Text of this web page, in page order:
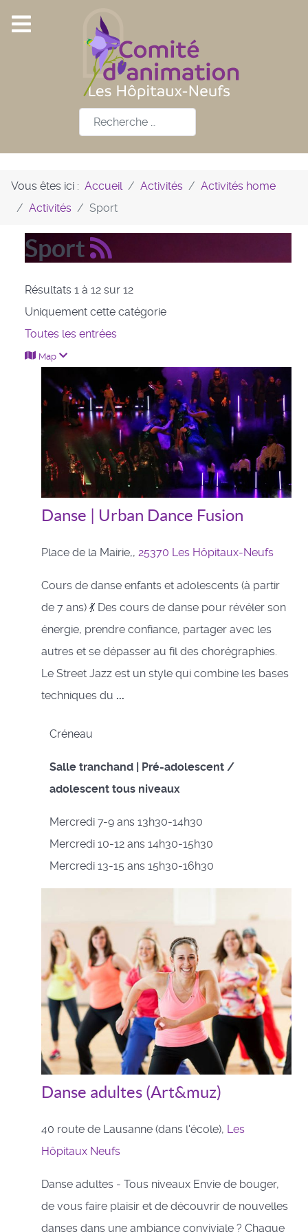
Rechercher
Vous êtes ici : Accueil Activités
Activités home
Activités
Sport
Sport
Résultats 1 à 12 sur 12
Uniquement cette catégorie
Toutes les entrées
Map
Danse | Urban Dance Fusion
Place de la Mairie,, 25370 Les Hôpitaux-Neufs
Cours de danse enfants et adolescents (à partir
de 7 ans) 💃 Des cours de danse pour révéler son
énergie, prendre confiance, partager avec les
autres et se dépasser au fil des chorégraphies.
Le Street Jazz est un style qui combine les bases
techniques du ...
Créneau
Salle tranchand | Pré-adolescent /
adolescent tous niveaux
Mercredi 7-9 ans 13h30-14h30
Mercredi 10-12 ans 14h30-15h30
Mercredi 13-15 ans 15h30-16h30
Danse adultes (Art&muz)
40 route de Lausanne (dans l'école), Les
Hôpitaux Neufs
Danse adultes - Tous niveaux Envie de bouger,
de vous faire plaisir et de découvrir de nouvelles
danses dans une ambiance conviviale ? Chaque